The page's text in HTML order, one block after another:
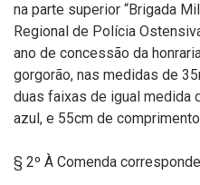
na parte superior “Brigada
Regional de Polícia
ano de concessão da
gorgorão, nas medidas de
duas faixas de igual medida
azul, e 55cm de
§ 2º À Comenda